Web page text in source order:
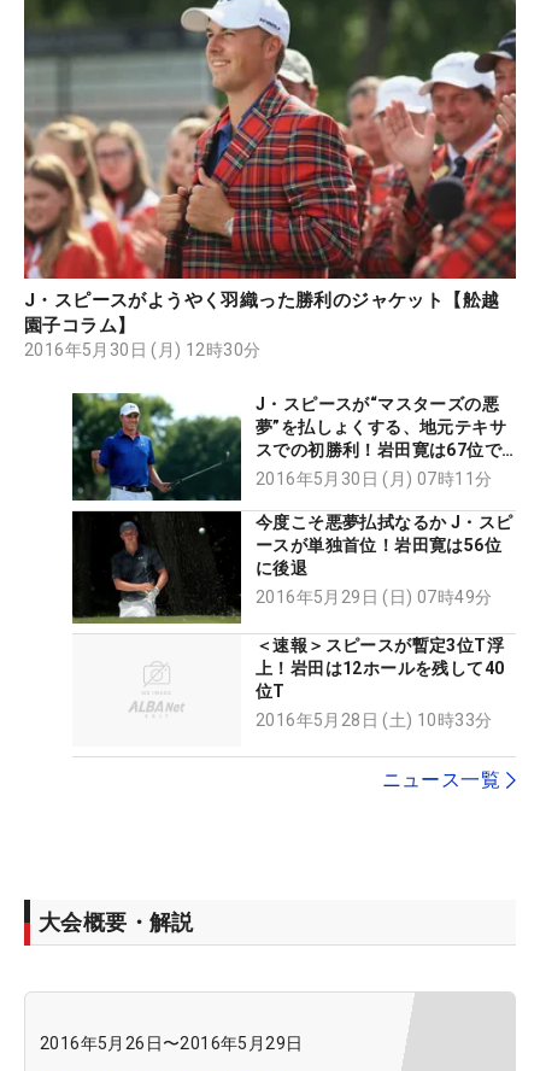
J・スピースがようやく羽織った勝利のジャケット【舩越
園子コラム】
2016年5月30日 (月) 12時30分
J・スピースが“マスターズの悪
夢”を払しょくする、地元テキサ
スでの初勝利！岩田寛は67位で
終戦
2016年5月30日 (月) 07時11分
今度こそ悪夢払拭なるか J・スピ
ースが単独首位！岩田寛は56位
に後退
2016年5月29日 (日) 07時49分
＜速報＞スピースが暫定3位T浮
上！岩田は12ホールを残して40
位T
2016年5月28日 (土) 10時33分
ニュース一覧
大会概要・解説
2016年5月26日〜2016年5月29日